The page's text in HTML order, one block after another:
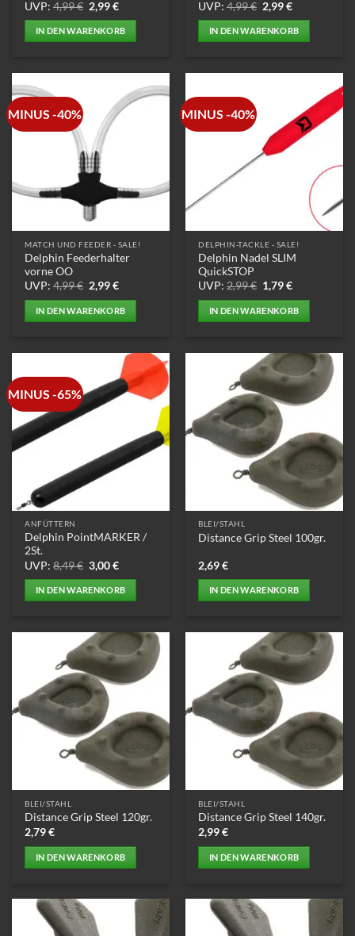
UVP: 4,99€ Ursprünglicher
Preis
war:
4,99 €
2,99€Aktueller
ist:
2,99 €.
IN DEN WARENKORB
UVP: 4,99€ Ursprünglicher
Preis
war:
4,99 €
2,99€Aktueller
ist:
2,99 €.
IN DEN WARENKORB
MINUS -40%
MATCH UND FEEDER - SALE!
Delphin Feederhalter
vorne OO
UVP: 4,99€ Ursprünglicher
Preis
war:
4,99 €
2,99€Aktueller
ist:
2,99 €.
IN DEN WARENKORB
MINUS -40%
DELPHIN-TACKLE - SALE!
Delphin Nadel SLIM
QuickSTOP
UVP: 2,99€ Ursprünglicher
Preis
war:
2,99 €
1,79€Aktueller
ist:
1,79 €.
IN DEN WARENKORB
MINUS -65%
ANFÜTTERN
Delphin PointMARKER /
2St.
UVP: 8,49€ Ursprünglicher
Preis
war:
8,49 €
3,00€Aktueller
ist:
3,00 €.
IN DEN WARENKORB
BLEI/STAHL
Distance Grip Steel 100gr.
2,69€
IN DEN WARENKORB
BLEI/STAHL
Distance Grip Steel 120gr.
2,79€
IN DEN WARENKORB
BLEI/STAHL
Distance Grip Steel 140gr.
2,99€
IN DEN WARENKORB